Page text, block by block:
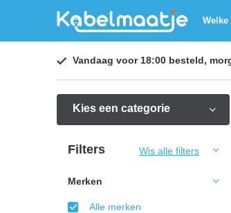
Vandaag voor 18:00 besteld,
Kies een categorie
Filters Wis alle filters
Merken
Alle merken